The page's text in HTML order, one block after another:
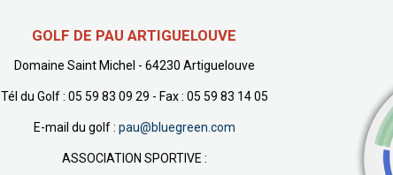
GOLF DE PAU ARTIGUELOUVE
Domaine Saint Michel - 64230 Artiguelouve
Tél du Golf : 05 59 83 09 29 - Fax : 05 59 83 14 05
E-mail du golf : pau@bluegreen.com
ASSOCIATION SPORTIVE :